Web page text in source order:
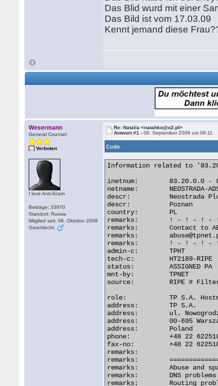
Das Blid wurd mit einer
Das Bild ist vom 17.03.09
Kennt jemand diese
Wesermann
General Counsel
Verboten
I love Anti-Scam
Beiträge: 33970
Standort: Russia
Mitglied seit: 08. Oktober 2008
Geschlecht:
Re: Natalia <natahko@o2.pl>
Antwort #1 -08. September 2009 um 09:11
Code
Information related to
inetnum:        83.20.0.0 -
netname:        NEOSTRADA-
descr:          Neostrada
descr:          Poznan
country:        PL
remarks:        ! - ! - !
remarks:        Contact to
remarks:
remarks:        ! - ! - !
admin-c:        TPHT
tech-c:         HT2189-RIPE
status:         ASSIGNED PA
mnt-by:         TPNET
source:         RIPE #
role:           TP S.A.
address:        TP S.A.
address:        ul.
address:        00-695
address:        Poland
phone:          +48 22
fax-no:         +48 22
remarks:
remarks:
remarks:        Abuse and
remarks:        DNS
remarks:        Routing